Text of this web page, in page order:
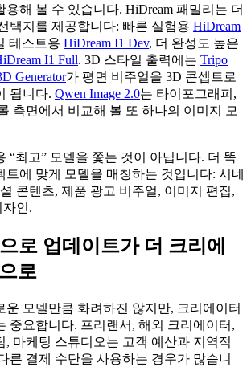
용해 볼 수 있습니다. HiDream 패밀리는 더
택지를 제공합니다: 빠른 실험용 HiDream
테스트용 HiDream I1 Dev, 더 완성도 높은
I1 Full. 3D 스타일 출력에는 Tripo
Generator가 평면 비주얼을 3D 콘셉트로
됩니다. Qwen Image 2.0는 타이포그래피,
측면에서 비교해 볼 또 하나의 이미지 모
“최고” 모델을 쫓는 것이 아닙니다. 더 똑
트에 맞게 모델을 매칭하는 것입니다: 시네
콘텐츠, 제품 광고 비주얼, 이미지 편집,
자인.
로 업데이트가 더 크리에
로
운 모델만큼 화려하진 않지만, 크리에이터
중요합니다. 프리랜서, 해외 크리에이터,
, 마케팅 스튜디오는 고객 예산과 지역적
른 결제 수단을 사용하는 경우가 많습니